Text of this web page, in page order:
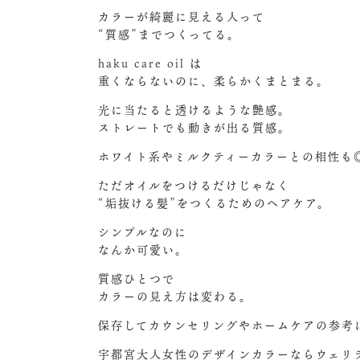
カラーが綺麗に見える人って
“質感”までつくってる。
haku care oil は
重くならないのに、柔らかくまとまる。
光に当たると透けるような艶感。
ストレートでも動きが出る質感。
ホワイト系やミルクティーカラーとの相性
ただオイルをつけるだけじゃなく
“垢抜ける髪”をつくるためのヘアケア。
シンプルなのに
なんか可愛い。
質感ひとつで
カラーの見え方は変わる。
保存してカウンセリングやホームケアの参
宇都宮大人女性のデザインカラーならウェリ